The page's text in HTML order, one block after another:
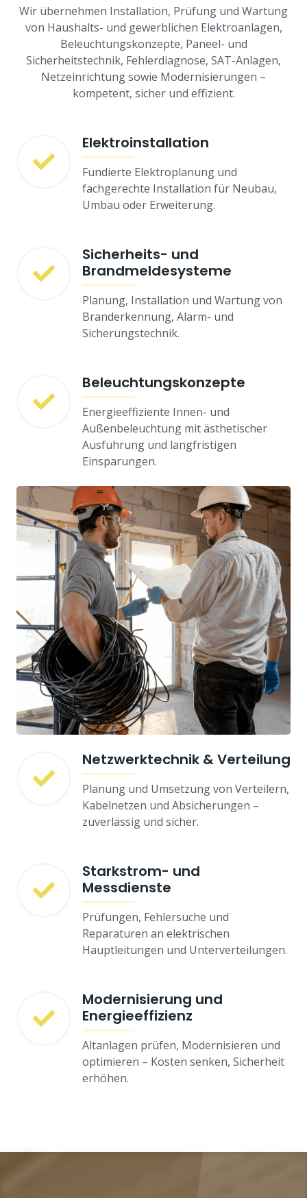
Wir übernehmen Installation, Prüfung und Wartung
von Haushalts- und gewerblichen Elektroanlagen,
Beleuchtungskonzepte, Paneel- und
Sicherheitstechnik, Fehlerdiagnose, SAT-Anlagen,
Netzeinrichtung sowie Modernisierungen –
kompetent, sicher und effizient.
Elektroinstallation
Fundierte Elektroplanung und
fachgerechte Installation für Neubau,
Umbau oder Erweiterung.
Sicherheits- und
Brandmeldesysteme
Planung, Installation und Wartung von
Branderkennung, Alarm- und
Sicherungstechnik.
Beleuchtungskonzepte
Energieeffiziente Innen- und
Außenbeleuchtung mit ästhetischer
Ausführung und langfristigen
Einsparungen.
Netzwerktechnik & Verteilung
Planung und Umsetzung von Verteilern,
Kabelnetzen und Absicherungen –
zuverlässig und sicher.
Starkstrom- und
Messdienste
Prüfungen, Fehlersuche und
Reparaturen an elektrischen
Hauptleitungen und Unterverteilungen.
Modernisierung und
Energieeffizienz
Altanlagen prüfen, Modernisieren und
optimieren – Kosten senken, Sicherheit
erhöhen.